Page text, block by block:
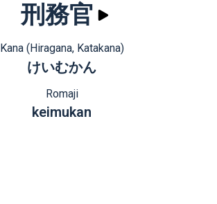
刑務官
Kana (Hiragana, Katakana)
けいむかん
Romaji
keimukan